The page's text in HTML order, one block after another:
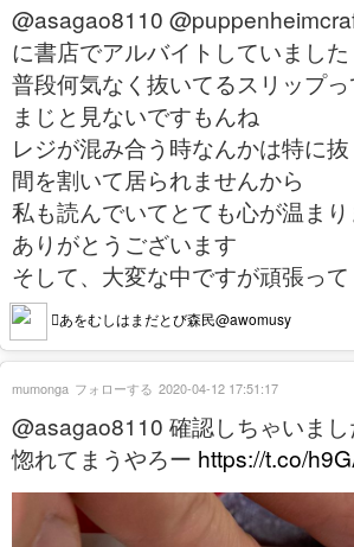
@asagao8110
に書店でアルバイトしていました
普段何気なく抜いてるスリップ
まじと見ないですもんね
レジが混み合う時なんかは特に
間を割いて居られませんから
私も読んでいてとても心が温ま
ありがとうございます
そして、大変な中ですが頑張っ
あをむしはまだとび森民@awomusy
@asagao8110 確認しちゃいまし
惚れてまうやろー https://t.co/
mumonga フォローする 2020-04-12 17:51:17